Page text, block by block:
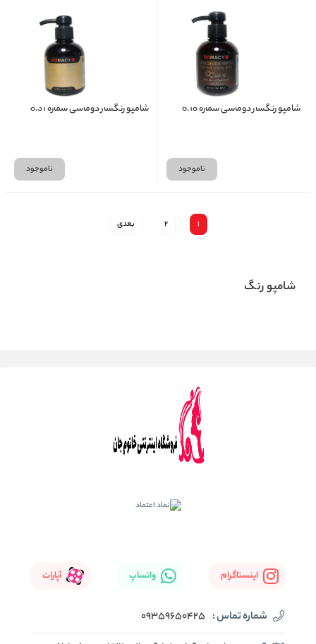
شامپو رنگساژ دوماسی شماره 6.18
ناموجود
شامپو رنگساژ دوماسی شماره 8.31
ناموجود
1
2 بعدی
شامپو رنگ
اینستاگرام واتساپ آپارات
شماره تماس : 09359650425